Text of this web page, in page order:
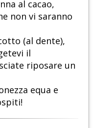
al cacao,
non vi saranno
(al dente),
il
riposare un
equa e